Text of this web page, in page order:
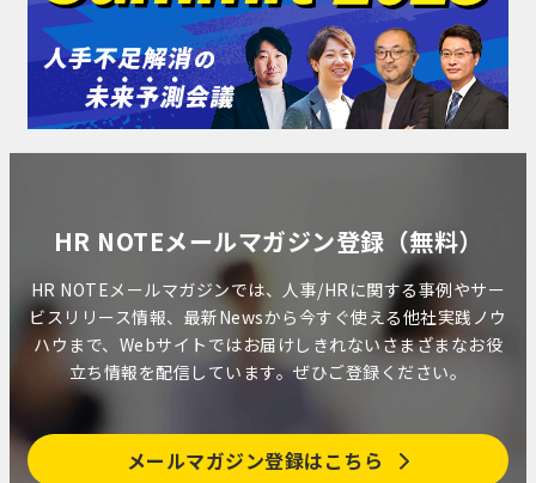
HR NOTEメールマガジン登録（無料）
HR NOTEメールマガジンでは、人事/HRに関する事例やサー
ビスリリース情報、最新Newsから今すぐ使える他社実践ノウ
ハウまで、Webサイトではお届けしきれないさまざまなお役
立ち情報を配信しています。ぜひご登録ください。
メールマガジン登録はこちら